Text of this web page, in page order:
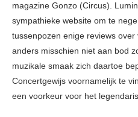
magazine Gonzo (Circus).
sympathieke website om te
tussenpozen enige reviews
anders misschien niet aan bod
muzikale smaak zich daartoe
Concertgewijs voornamelijk te
een voorkeur voor het